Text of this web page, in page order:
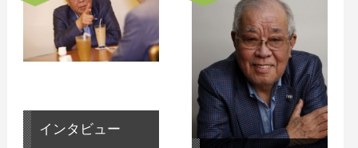
インタビュー